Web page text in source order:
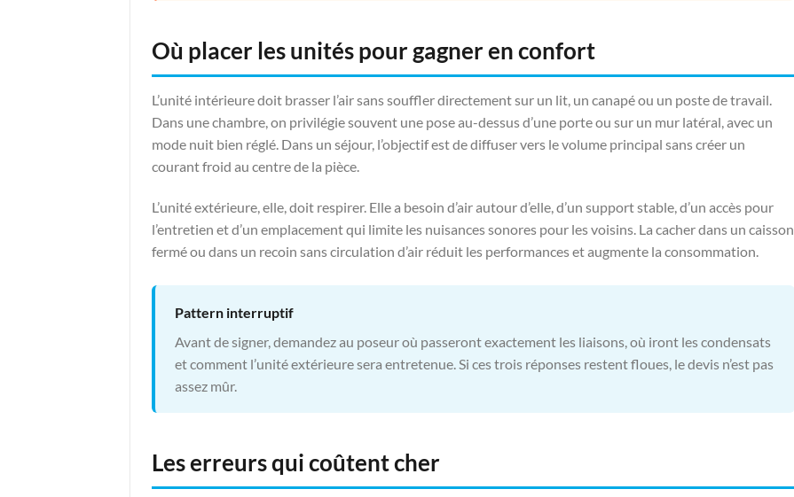
Où placer les unités pour gagner en confort
L’unité intérieure doit brasser l’air sans souffler directement sur un lit, un canapé ou un poste de travail.
Dans une chambre, on privilégie souvent une pose au-dessus d’une porte ou sur un mur latéral, avec un
mode nuit bien réglé. Dans un séjour, l’objectif est de diffuser vers le volume principal sans créer un
courant froid au centre de la pièce.
L’unité extérieure, elle, doit respirer. Elle a besoin d’air autour d’elle, d’un support stable, d’un accès pour
l’entretien et d’un emplacement qui limite les nuisances sonores pour les voisins. La cacher dans un caisson
fermé ou dans un recoin sans circulation d’air réduit les performances et augmente la consommation.
Pattern interruptif
Avant de signer, demandez au poseur où passeront exactement les liaisons, où iront les condensats
et comment l’unité extérieure sera entretenue. Si ces trois réponses restent floues, le devis n’est pas
assez mûr.
Les erreurs qui coûtent cher